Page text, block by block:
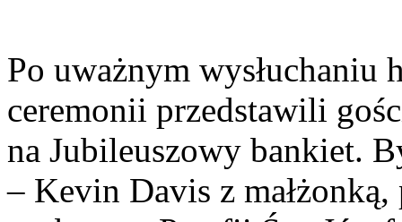
Po uważnym
ceremonii przedstawili
na Jubileuszowy bankiet.
– Kevin Davis z